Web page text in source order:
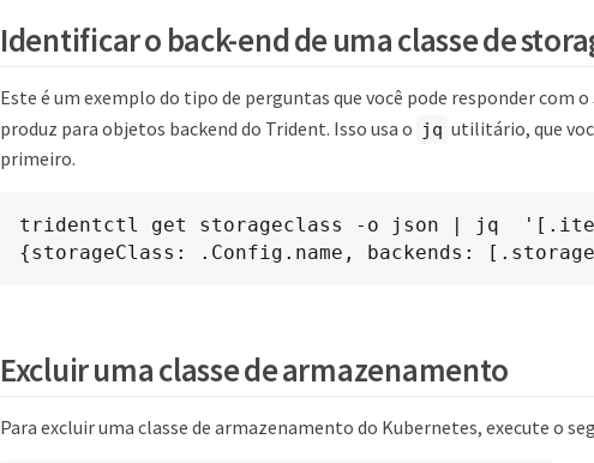
Identificar o back-end de uma classe de
Este é um exemplo do tipo de perguntas que você pode responder com o
produz para objetos backend do Trident. Isso usa o jq utilitário, que
primeiro.
tridentctl get storageclass -o json | jq
{storageClass: .Config.name, backends:
Excluir uma classe de armazenamento
Para excluir uma classe de armazenamento do Kubernetes, execute o